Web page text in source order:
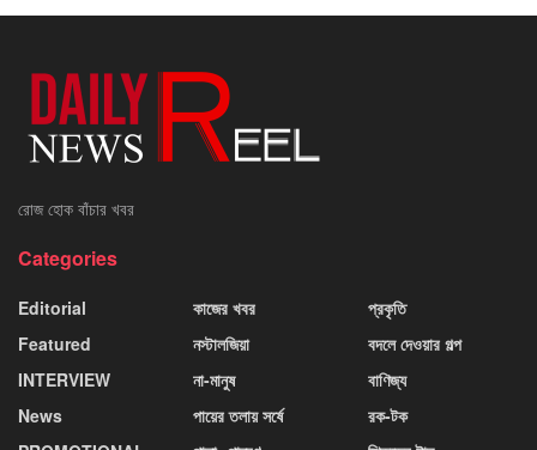
রোজ হোক বাঁচার খবর
Categories
Editorial
Featured
INTERVIEW
News
কাজের খবর
নস্টালজিয়া
না-মানুষ
পায়ের তলায় সর্ষে
প্রকৃতি
বদলে দেওয়ার গল্প
বাণিজ্য
রক-টক